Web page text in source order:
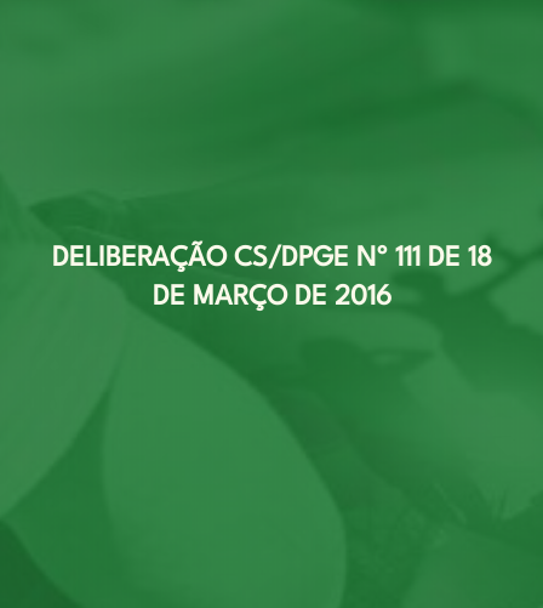
DELIBERAÇÃO CS/DPGE Nº 111 DE 18
DE MARÇO DE 2016